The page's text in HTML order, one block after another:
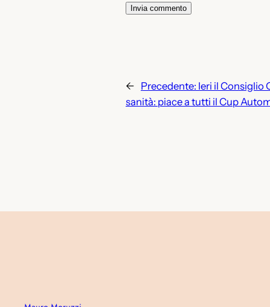
← Precedente: Ieri il Consiglio
sanità: piace a tutti il Cup